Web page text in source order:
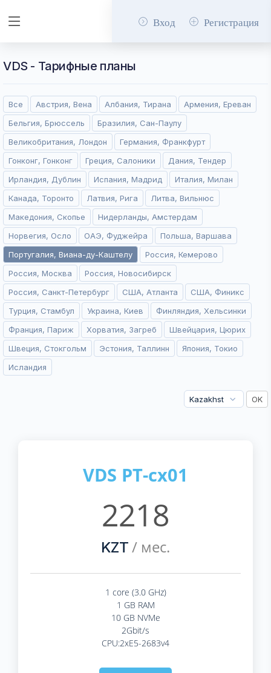
Вход Регистрация
VDS - Тарифные планы
Все Австрия, Вена Албания, Тирана
Армения, Ереван
Бельгия, Брюссель
Бразилия, Сан-Паулу
Великобритания, Лондон
Германия, Франкфурт
Гонконг, Гонконг
Греция, Салоники
Дания, Тендер
Ирландия, Дублин
Испания, Мадрид
Италия, Милан
Канада, Торонто
Латвия, Рига
Литва, Вильнюс
Македония, Скопье
Нидерланды, Амстердам
Норвегия, Осло
ОАЭ, Фуджейра
Польша, Варшава
Португалия, Виана-ду-Каштелу
Россия, Кемерово
Россия, Москва
Россия, Новосибирск
Россия, Санкт-Петербург
США, Атланта
США, Финикс
Турция, Стамбул
Украина, Киев
Финляндия, Хельсинки
Франция, Париж
Хорватия, Загреб
Швейцария, Цюрих
Швеция, Стокгольм
Эстония, Таллинн
Япония, Токио
Исландия
VDS PT-cx01
2218
KZT / мес.
1 core (3.0 GHz)
1 GB RAM
10 GB NVMe
2Gbit/s
CPU:2xE5-2683v4